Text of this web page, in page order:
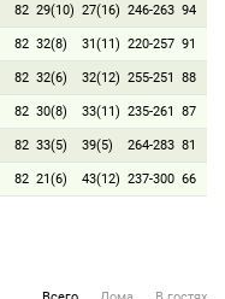
82 29(10) 27(16) 246-263 94
82 32(8) 31(11) 220-257 91
82 32(6) 32(12) 255-251 88
82 30(8) 33(11) 235-261 87
82 33(5) 39(5) 264-283 81
82 21(6) 43(12) 237-300 66